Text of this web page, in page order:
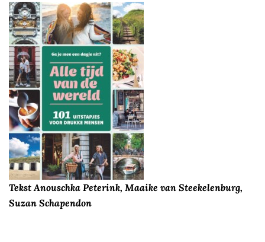
Tekst Anouschka Peterink, Maaike van Steekelenburg,
Suzan Schapendon